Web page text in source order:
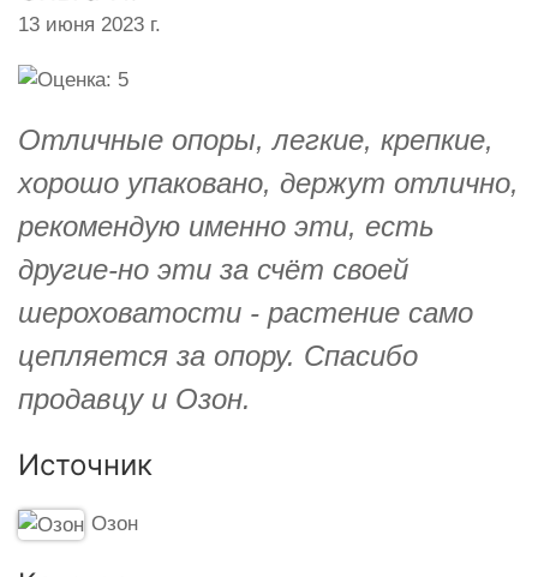
13 июня 2023 г.
Отличные опоры, легкие, крепкие,
хорошо упаковано, держут отлично,
рекомендую именно эти, есть
другие-но эти за счёт своей
шероховатости - растение само
цепляется за опору. Спасибо
продавцу и Озон.
Источник
Озон